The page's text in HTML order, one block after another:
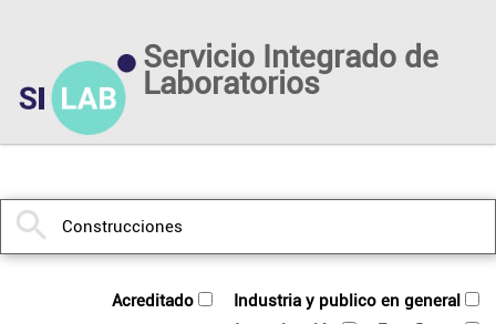
Servicio Integrado de
Laboratorios
acreditado
industria y publico en general